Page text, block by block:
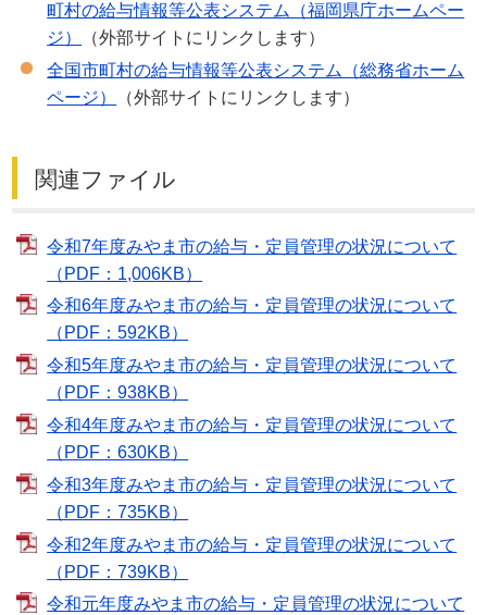
町村の給与情報等公表システム（福岡県庁ホームペー
ジ）
（外部サイトにリンクします）
全国市町村の給与情報等公表システム（総務省ホーム
ページ）
（外部サイトにリンクします）
関連ファイル
令和7年度みやま市の給与・定員管理の状況について
（PDF：1,006KB）
令和6年度みやま市の給与・定員管理の状況について
（PDF：592KB）
令和5年度みやま市の給与・定員管理の状況について
（PDF：938KB）
令和4年度みやま市の給与・定員管理の状況について
（PDF：630KB）
令和3年度みやま市の給与・定員管理の状況について
（PDF：735KB）
令和2年度みやま市の給与・定員管理の状況について
（PDF：739KB）
令和元年度みやま市の給与・定員管理の状況について